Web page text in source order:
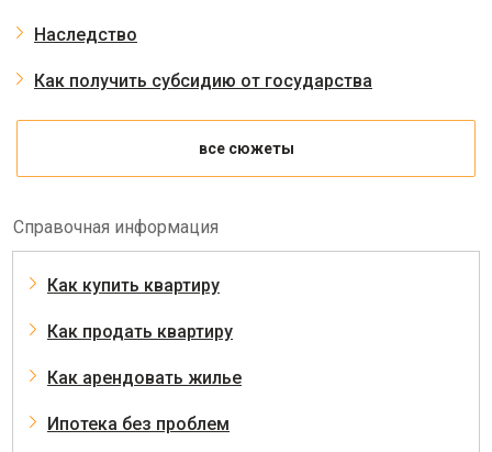
Наследство
Как получить субсидию от государства
все сюжеты
Справочная информация
Как купить квартиру
Как продать квартиру
Как арендовать жилье
Ипотека без проблем